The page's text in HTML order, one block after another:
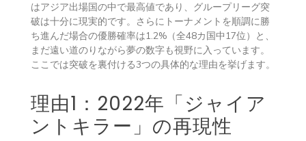
はアジア出場国の中で最高値であり、グループリーグ突
破は十分に現実的です。さらにトーナメントを順調に勝
ち進んだ場合の優勝確率は1.2%（全48カ国中17位）と、
まだ遠い道のりながら夢の数字も視野に入っています。
ここでは突破を裏付ける3つの具体的な理由を挙げます。
理由1：2022年「ジャイア
ントキラー」の再現性